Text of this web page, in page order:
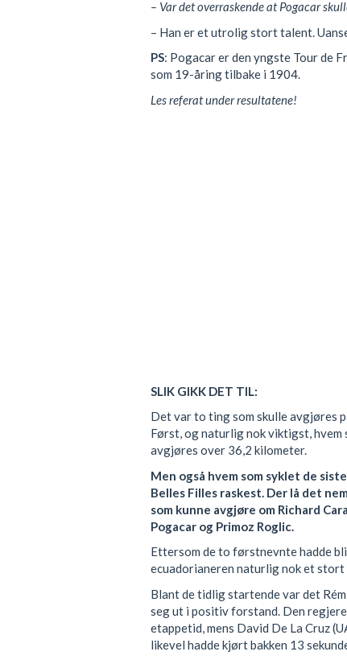
– Var det overraskende at Pogacar
– Han er et utrolig stort talent.
PS: Pogacar er den yngste Tour de
som 19-åring tilbake i 1904.
Les referat under resultatene!
SLIK GIKK DET TIL:
Det var to ting som skulle avgjøres
Først, og naturlig nok viktigst,
avgjøres over 36,2 kilometer.
Men også hvem som syklet de
Belles Filles raskest. Der lå det
som kunne avgjøre om Richard
Pogacar og Primoz Roglic.
Ettersom de to førstnevnte hadde
ecuadorianeren naturlig nok et
Blant de tidlig startende var det
seg ut i positiv forstand. Den
etappetid, mens David De La Cruz
likevel hadde kjørt bakken 13